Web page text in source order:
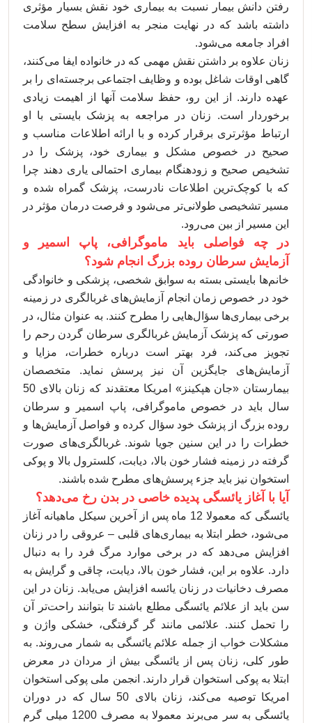
رفتن دانش بیمار نسبت به بیماری خود نقش بسیار مؤثری
داشته باشد که در نهایت منجر به افزایش سطح سلامت
افراد جامعه می‌شود.
زنان علاوه بر داشتن نقش مهمی که در خانواده ایفا می‌کنند،
گاهی اوقات شاغل بوده و وظایف اجتماعی برجسته‌ای را بر
عهده دارند. از این رو، حفظ سلامت آنها از اهیمت زیادی
برخوردار است. زنان در مراجعه به پزشک بایستی با او
ارتباط مؤثرتری برقرار کرده و با ارائه اطلاعات مناسب و
صحیح در خصوص مشکل و بیماری خود، پزشک را در
تشخیص صحیح و زودهنگام بیماری احتمالی یاری دهند چرا
که با کوچک‌ترین اطلاعات نادرست، پزشک گمراه شده و
مسیر تشخیصی طولانی‌تر می‌شود و فرصت درمان مؤثر در
این مسیر از بین می‌رود.
در چه فواصلی باید ماموگرافی، پاپ اسمیر و
آزمایش سرطان روده بزرگ انجام شود؟
خانم‌ها بایستی بسته به سوابق شخصی، پزشکی و خانوادگی
خود در خصوص زمان انجام آزمایش‌های غربالگری در زمینه
برخی بیماری‌ها سؤال‌هایی را مطرح کنند. به عنوان مثال، در
صورتی که پزشک آزمایش غربالگری سرطان گردن رحم را
تجویز می‌کند، فرد بهتر است درباره خطرات، مزایا و
آزمایش‌های جایگزین آن نیز پرسش نماید. متخصصان
بیمارستان «جان هپکینز» امریکا معتقدند که زنان بالای 50
سال باید در خصوص ماموگرافی، پاپ اسمیر و سرطان
روده بزرگ از پزشک خود سؤال کرده و فواصل آزمایش‌ها و
خطرات را در این سنین جویا شوند. غربالگری‌های صورت
گرفته در زمینه فشار خون بالا، دیابت، کلسترول بالا و پوکی
استخوان نیز باید جزء پرسش‌های مطرح شده باشند.
آیا با آغاز یائسگی پدیده خاصی در بدن رخ می‌دهد؟
یائسگی که معمولا 12 ماه پس از آخرین سیکل ماهیانه آغاز
می‌شود، خطر ابتلا به بیماری‌های قلبی – عروقی را در زنان
افزایش می‌دهد که در برخی موارد مرگ فرد را به دنبال
دارد. علاوه بر این، فشار خون بالا، دیابت، چاقی و گرایش به
مصرف دخانیات در زنان یائسه افزایش می‌یابد. زنان در این
سن باید از علائم یائسگی مطلع باشند تا بتوانند راحت‌تر آن
را تحمل کنند. علائمی مانند گر گرفتگی، خشکی واژن و
مشکلات خواب از جمله علائم یائسگی به شمار می‌روند. به
طور کلی، زنان پس از یائسگی بیش از مردان در معرض
ابتلا به پوکی استخوان قرار دارند. انجمن ملی پوکی استخوان
امریکا توصیه می‌کند، زنان بالای 50 سال که در دوران
یائسگی به سر می‌برند معمولا به مصرف 1200 میلی گرم